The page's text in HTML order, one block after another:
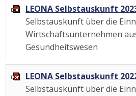
LEONA Selbstauskunft
Selbstauskunft über die
Wirtschaftsunternehmen
Gesundheitswesen
LEONA Selbstauskunft
Selbstauskunft über die